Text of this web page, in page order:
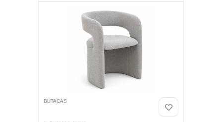
BUTACAS